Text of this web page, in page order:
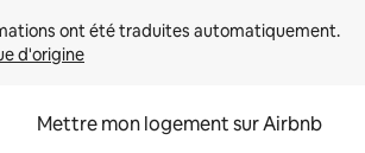
d'origine
Mettre mon logement sur Airbnb